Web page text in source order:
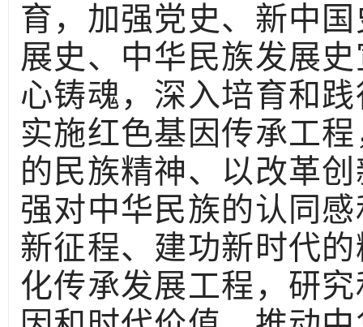
育，加强党史、新中
展史、中华民族发展
心铸魂，深入培育和
实施红色基因传承工
的民族精神、以改革
强对中华民族的认同
新征程、建功新时代
化传承发展工程，研